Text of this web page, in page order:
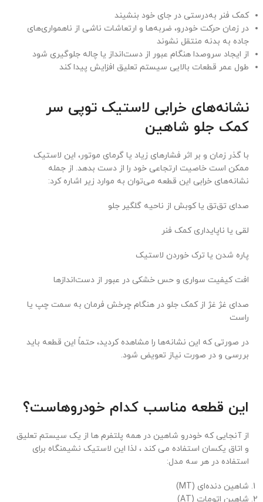
کمک فنر به‌درستی در جای خود بنشیند
در زمان حرکت خودرو، ضربه‌ها و ارتعاشات ناشی از ناهمواری‌های
جاده به بدنه منتقل نشوند
از ایجاد سروصدا هنگام عبور از دست‌انداز یا چاله جلوگیری شود
طول عمر قطعات بالایی سیستم تعلیق افزایش پیدا کند
نشانه‌های خرابی لاستیک توپی سر
کمک جلو شاهین
با گذر زمان و بر اثر فشارهای زیاد یا گرمای موتور، این لاستیک
ممکن است خاصیت ارتجاعی خود را از دست بدهد. از جمله
نشانه‌های خرابی این قطعه می‌توان به موارد زیر اشاره کرد:
صدای تق‌تق یا کوبش از ناحیه گلگیر جلو
لقی یا ناپایداری کمک فنر
پاره شدن یا ترک خوردن لاستیک
افت کیفیت سواری و حس خشکی در عبور از دست‌اندازها
صدای غژ غژ از کمک جلو در هنگام چرخش فرمان به سمت چپ یا
راست
در صورتی که این نشانه‌ها را مشاهده کردید، حتماً این قطعه باید
بررسی و در صورت نیاز تعویض شود.
این قطعه مناسب کدام خودروهاست؟
از آنجایی که خودرو شاهین در همه پلتفرم ها از یک سیستم تعلیق
و اتاق یکسان استفاده می کند ، لذا این لاستیک نشیمنگاه برای
استفاده در هر سه مدل:
شاهین دنده‌ای (MT)
شاهین اتومات (AT)